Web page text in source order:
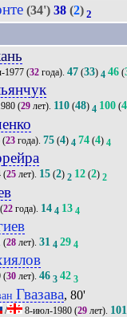
(34') 38(2) 2
1977(32года). 47(33) 4 46(
(29лет). 110(48) 4 100(
(23года). 75(4) 4 74(4) 4
(25лет). 15(2) 2 12(2) 2
22года). 14 4 13 4
(28лет). 31 4 29 4
(30лет). 46 3 42 3
Гвазава, 80'
/ 8-июл-1980 (29 лет). 101